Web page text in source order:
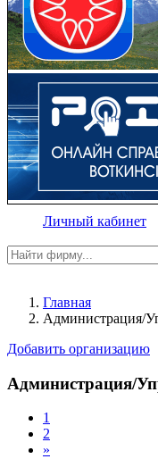
Личный кабинет
Главная
Администрация/
Добавить организацию
Администрация/
1
2
»